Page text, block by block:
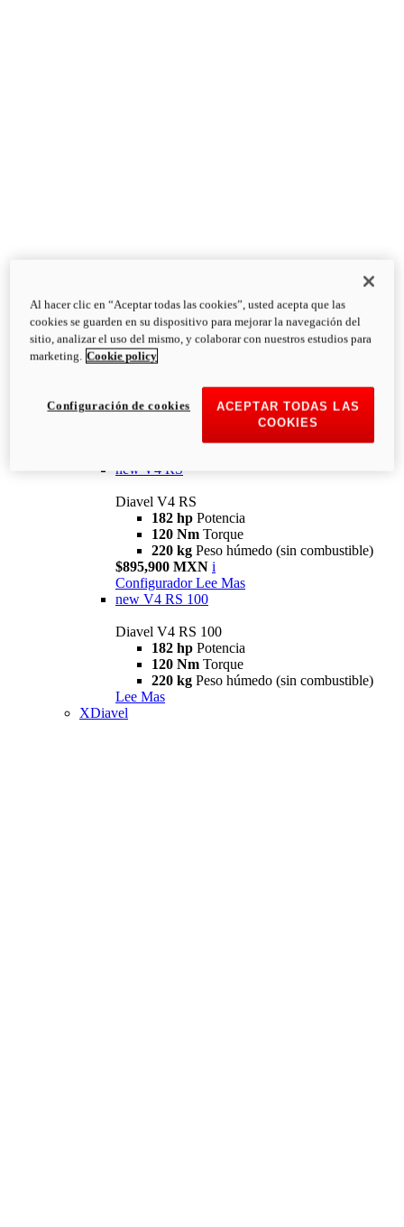
Diavel
V4
Diavel V4
126 NmTorque
223 kg
PESO HÚMEDO SIN
new V4 RS
Diavel V4 RS
182 hp Potencia
120 Nm Torque
220 kg Peso húmedo (sin combustible)
$895,900 MXN i
Configurador Lee Mas
new V4 RS 100
Diavel V4 RS 100
182 hp Potencia
120 Nm Torque
220 kg Peso húmedo (sin combustible)
Lee Mas
XDiavel
Al hacer clic en “Aceptar todas las cookies”, usted acepta que las
cookies se guarden en su dispositivo para mejorar la navegación del
sitio, analizar el uso del mismo, y colaborar con nuestros estudios para
marketing. Cookie policy
ACEPTAR TODAS LAS
COOKIES
Configuración de cookies